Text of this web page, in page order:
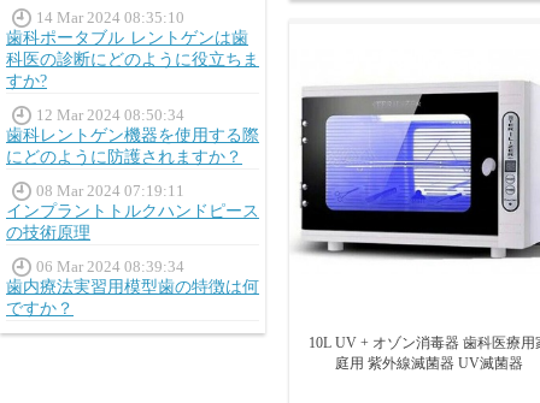
14 Mar 2024 08:35:10
歯科ポータブル レントゲンは歯
科医の診断にどのように役立ちま
すか?
12 Mar 2024 08:50:34
歯科レントゲン機器を使用する際
にどのように防護されますか？
08 Mar 2024 07:19:11
インプラントトルクハンドピース
の技術原理
06 Mar 2024 08:39:34
歯内療法実習用模型歯の特徴は何
ですか？
10L UV + オゾン消毒器 歯科医療用
庭用 紫外線滅菌器 UV滅菌器